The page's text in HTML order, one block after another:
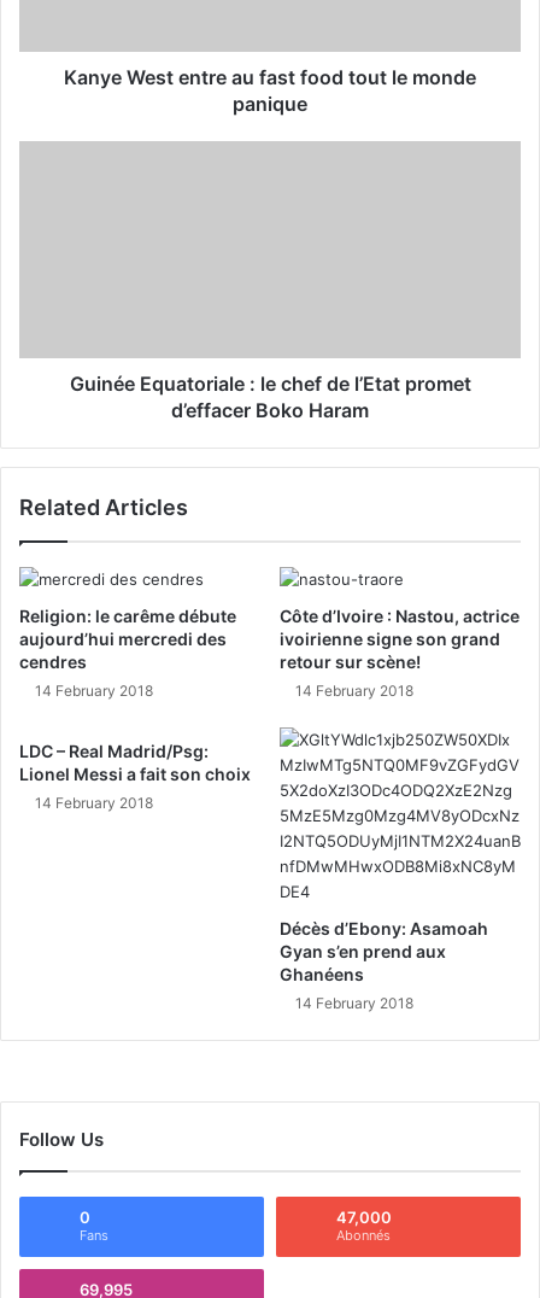
Kanye West entre au fast food tout le monde
panique
Guinée Equatoriale : le chef de l’Etat promet
d’effacer Boko Haram
Related Articles
Religion: le carême débute
aujourd’hui mercredi des
cendres
14 February 2018
Côte d’Ivoire : Nastou, actrice
ivoirienne signe son grand
retour sur scène!
14 February 2018
LDC – Real Madrid/Psg:
Lionel Messi a fait son choix
14 February 2018
Décès d’Ebony: Asamoah
Gyan s’en prend aux
Ghanéens
14 February 2018
Follow Us
0
Fans
47,000
Abonnés
69,995